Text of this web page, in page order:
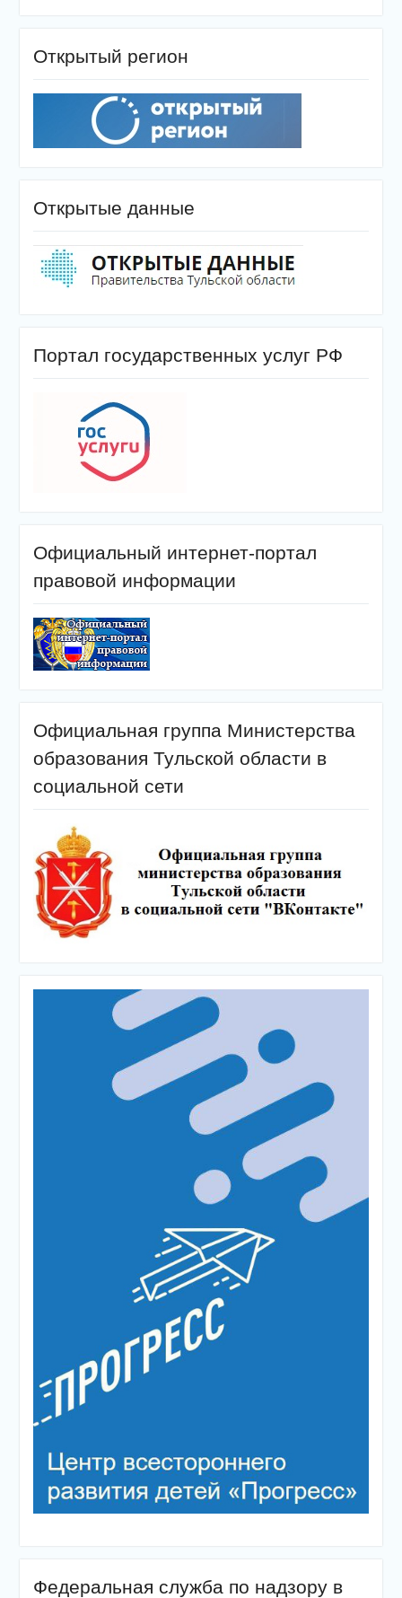
Открытый регион
Открытые данные
Портал государственных услуг РФ
Официальный интернет-портал
правовой информации
Официальная группа Министерства
образования Тульской области в
социальной сети
Федеральная служба по надзору в